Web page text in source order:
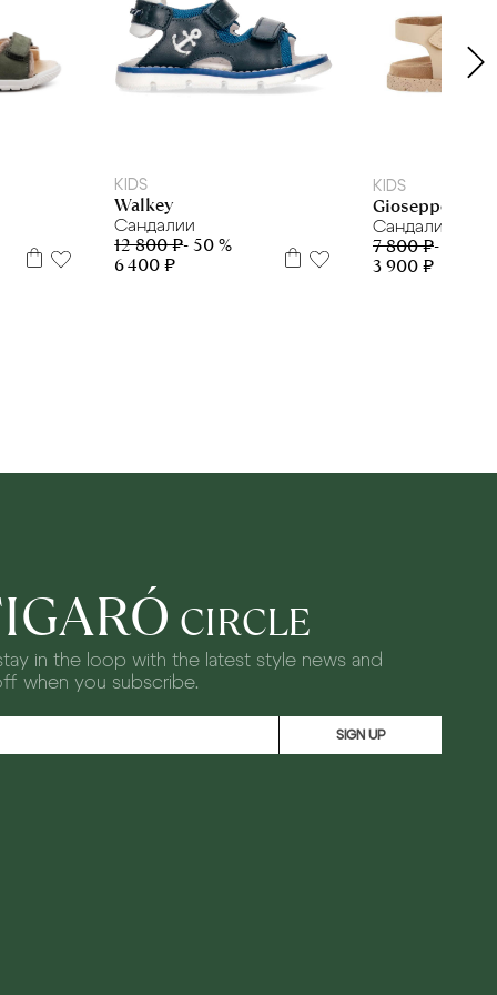
KIDS
Walkey
Сандалии
12 800 ₽- 50 %
6 400 ₽
KIDS
Gioseppo
Сандалии
7 800 ₽- 50 %
3 900 ₽
CIRCLE
in the loop with the latest style news and
when you subscribe.
SIGN UP